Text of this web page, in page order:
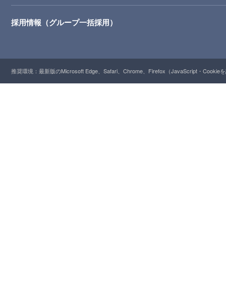
採用情報（グループ一括採用）
推奨環境：最新版のMicrosoft Edge、Safari、Chrome、Firefox（JavaScript・Cookie